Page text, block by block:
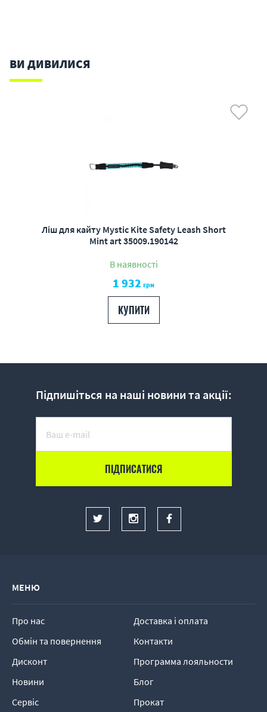
ВИ ДИВИЛИСЯ
Ліш для кайту Mystic Kite Safety Leash Short
Mint art 35009.190142
В наявності
1 932 грн
КУПИТИ
Підпишіться на наші новини та акції:
МЕНЮ
Про нас
Доставка і оплата
Обмін та повернення
Контакти
Дисконт
Программа лояльности
Новини
Блог
Сервіс
Прокат